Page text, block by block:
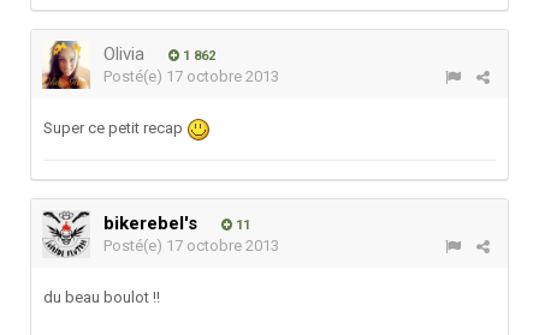
Olivia 1 862
Posté(e) 17 octobre 2013
Super ce petit recap
bikerebel's 11
Posté(e) 17 octobre 2013
du beau boulot !!